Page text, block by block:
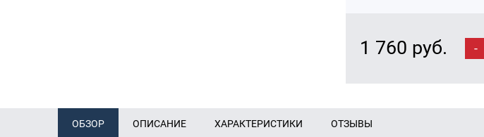
1 760 руб. -
ОБЗОР ОПИСАНИЕ ХАРАКТЕРИСТИКИ ОТЗЫВЫ